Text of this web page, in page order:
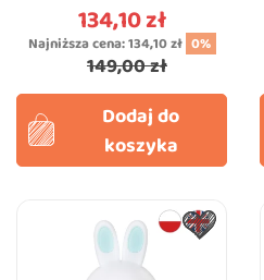
Cena
134,10 zł
Najniższa cena:134,10 zł 0%
149,00 zł
Dodaj do
koszyka